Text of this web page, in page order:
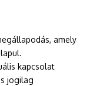
amely
kapcsolat
jogilag